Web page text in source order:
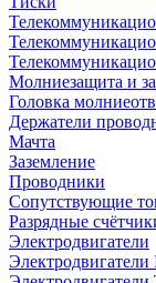
Молниезащита и
Головка
Держатели
Мачта
Заземление
Проводники
Сопутствующие
Разрядные
Электродвигатели
Электродвигатели